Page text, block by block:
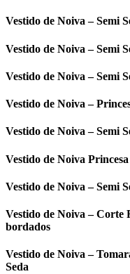
Vestido de Noiva – Semi
Vestido de Noiva – Semi
Vestido de Noiva – Semi
Vestido de Noiva –
Vestido de Noiva – Semi
Vestido de Noiva
Vestido de Noiva – Semi
Vestido de Noiva – Corte
bordados
Vestido de Noiva –
Seda